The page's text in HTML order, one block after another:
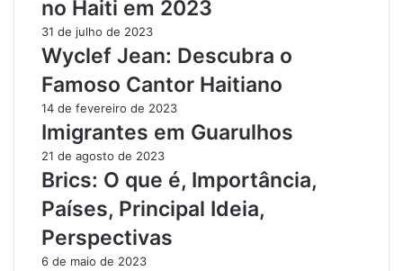
no Haiti em 2023
31 de julho de 2023
Wyclef Jean: Descubra o
Famoso Cantor Haitiano
14 de fevereiro de 2023
Imigrantes em Guarulhos
21 de agosto de 2023
Brics: O que é, Importância,
Países, Principal Ideia,
Perspectivas
6 de maio de 2023